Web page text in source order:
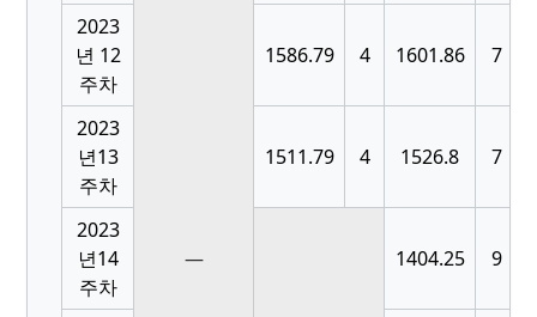
—
2023
년 12
주차
1586.79 4 1601.86 7
2023
년13
주차
1511.79 4 1526.8 7
2023
년14
주차
1404.25 9